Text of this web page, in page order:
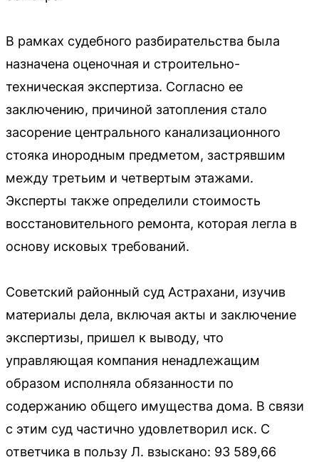
В рамках судебного разбирательства была
назначена оценочная и строительно-
техническая экспертиза. Согласно ее
заключению, причиной затопления стало
засорение центрального канализационного
стояка инородным предметом, застрявшим
между третьим и четвертым этажами.
Эксперты также определили стоимость
восстановительного ремонта, которая легла в
основу исковых требований.
Советский районный суд Астрахани, изучив
материалы дела, включая акты и заключение
экспертизы, пришел к выводу, что
управляющая компания ненадлежащим
образом исполняла обязанности по
содержанию общего имущества дома. В связи
с этим суд частично удовлетворил иск. С
ответчика в пользу Л. взыскано: 93 589,66